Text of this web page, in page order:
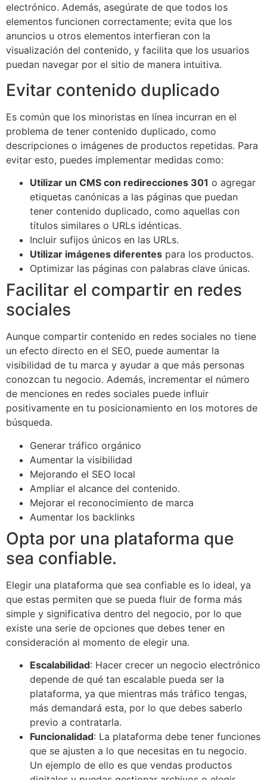
electrónico. Además, asegúrate de que todos los
elementos funcionen correctamente; evita que los
anuncios u otros elementos interfieran con la
visualización del contenido, y facilita que los usuarios
puedan navegar por el sitio de manera intuitiva.
Evitar contenido duplicado
Es común que los minoristas en línea incurran en el
problema de tener contenido duplicado, como
descripciones o imágenes de productos repetidas. Para
evitar esto, puedes implementar medidas como:
Utilizar un CMS con redirecciones 301 o agregar
etiquetas canónicas a las páginas que puedan
tener contenido duplicado, como aquellas con
títulos similares o URLs idénticas.
Incluir sufijos únicos en las URLs.
Utilizar imágenes diferentes para los productos.
Optimizar las páginas con palabras clave únicas.
Facilitar el compartir en redes
sociales
Aunque compartir contenido en redes sociales no tiene
un efecto directo en el SEO, puede aumentar la
visibilidad de tu marca y ayudar a que más personas
conozcan tu negocio. Además, incrementar el número
de menciones en redes sociales puede influir
positivamente en tu posicionamiento en los motores de
búsqueda.
Generar tráfico orgánico
Aumentar la visibilidad
Mejorando el SEO local
Ampliar el alcance del contenido.
Mejorar el reconocimiento de marca
Aumentar los backlinks
Opta por una plataforma que
sea confiable.
Elegir una plataforma que sea confiable es lo ideal, ya
que estas permiten que se pueda fluir de forma más
simple y significativa dentro del negocio, por lo que
existe una serie de opciones que debes tener en
consideración al momento de elegir una.
Escalabilidad: Hacer crecer un negocio electrónico
depende de qué tan escalable pueda ser la
plataforma, ya que mientras más tráfico tengas,
más demandará esta, por lo que debes saberlo
previo a contratarla.
Funcionalidad: La plataforma debe tener funciones
que se ajusten a lo que necesitas en tu negocio.
Un ejemplo de ello es que vendas productos